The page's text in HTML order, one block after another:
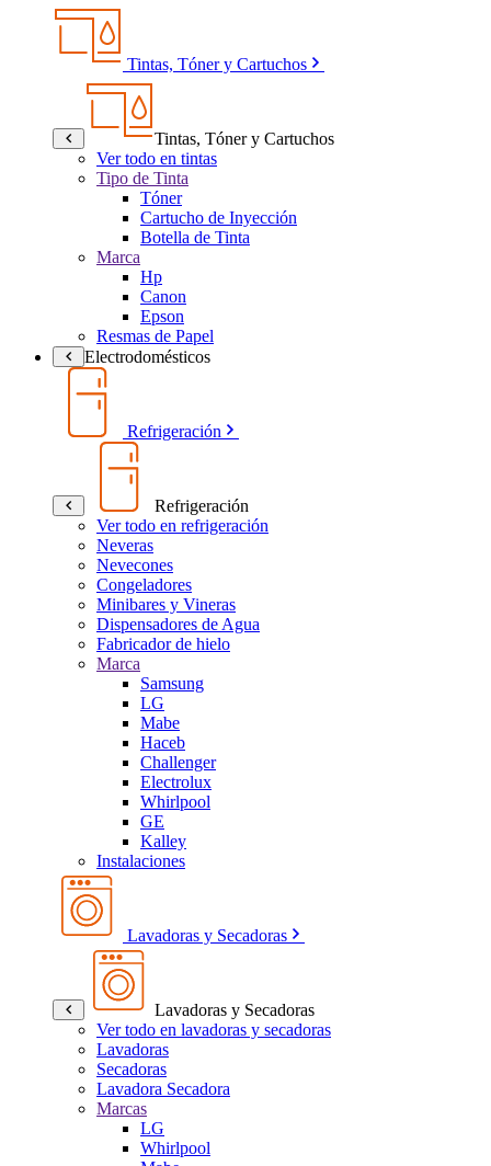
Tintas, Tóner y Cartuchos
Tintas, Tóner y Cartuchos
Ver todo en tintas
Tipo de Tinta
Tóner
Cartucho de Inyección
Botella de Tinta
Marca
Hp
Canon
Epson
Resmas de Papel
Electrodomésticos
Refrigeración
Refrigeración
Ver todo en refrigeración
Neveras
Nevecones
Congeladores
Minibares y Vineras
Dispensadores de Agua
Fabricador de hielo
Marca
Samsung
LG
Mabe
Haceb
Challenger
Electrolux
Whirlpool
GE
Kalley
Instalaciones
Lavadoras y Secadoras
Lavadoras y Secadoras
Ver todo en lavadoras y secadoras
Lavadoras
Secadoras
Lavadora Secadora
Marcas
LG
Whirlpool